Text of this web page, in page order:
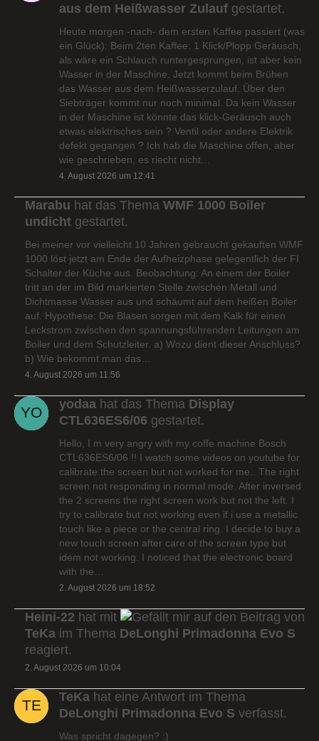
aus dem Heißwasser Zulauf gestartet.
Heute morgen -nach- dem ersten Kaffee passiert (was
ein Glück): Beim 2ten Kaffee: 1 Klick/Plopp Geräusch,
als wäre ein Schlauch runtergesprungen, ist aber kein
Wasser in der Maschine. Jetzt kommt beim Brühen
das Wasser aus dem Heißwasserzulauf. Über den
Siebträger kommt nur noch minimal. Da kein Wasser
in der Maschine ist könnte das klick-Geräusch auch
etwas elektrisches sein ? Ventil oder andere Elektrik
defekt gegangen ? Ich hab die Maschine offen, aber
wie geschrieben, es riecht nicht…
4. August 2026 um 12:41
Marabu hat das Thema WMF 1000 Boiler
undicht gestartet.
Bei meiner vor vielleicht 10 Jahren gebraucht gekauften WMF
1000 löst jetzt am Ende der Aufheizphase gelegentlich der FI
Schalter der Küche aus. Beobachtung: An einem der Boiler
tritt an der im Bild markierten Stelle zwischen Metall und
Dichtmasse Wasser aus und schäumt auf dem heißen Boiler
auf. Hypothese: Die Blasen sorgen mit dem Kalk für einen
Leckstrom zwischen den spannungsführenden Leitungen am
Boiler und dem Schutzleiter. a) Wozu dient dieser Anschluss?
b) Wie bekommt man das…
4. August 2026 um 11:56
yodaa hat das Thema Display
CTL636ES6/06 gestartet.
Hello, I m very angry with my coffe machine Bosch
CTL636ES6/06 !! I watch some videos on youtube for
calibrate the screen but not worked for me.. The right
screen not responding in normal mode. After inversed
the 2 screens the right screen work but not the left. I
try to calibrate but not working even if i use a metallic
touch like a piece or the central ring. I decide to buy a
new touch screen after care of the screen type but
idem not working. I noticed that the electronic board
with the…
2. August 2026 um 18:52
Heini-22 hat mit
auf den Beitrag von
TeKa im Thema DeLonghi Primadonna Evo S
reagiert.
2. August 2026 um 10:04
TeKa hat eine Antwort im Thema
DeLonghi Primadonna Evo S verfasst.
Was spricht dagegen? :)